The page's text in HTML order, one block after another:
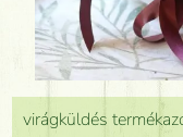
virágküldés